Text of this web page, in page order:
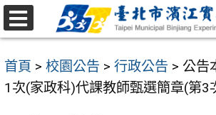
跳
至
要
內
首頁 > 校園公告 > 行政公告 > 公告
1次(家政科)代課教師甄選簡章(第3
選
單